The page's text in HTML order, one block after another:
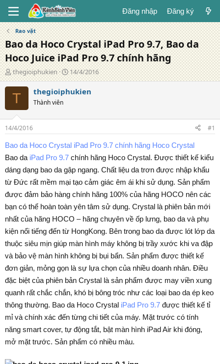
Đăng nhập Đăng ký
Rao vặt
Bao da Hoco Crystal iPad Pro 9.7, Bao da
Hoco Juice iPad Pro 9.7 chính hãng
T
á
c
g
ả
thegioiphukien
N
g
à
g
14/4/2016
T thegioiphukien
Thành viên
14/4/2016 #1
Bao da Hoco Crystal iPad Pro 9.7 chính hãng Hoco Crystal
Bao da iPad Pro 9.7 chính hãng Hoco Crystal. Được thiết kế kiểu
dáng dạng bao da gập ngang. Chất liệu da trơn được nhập khẩu
từ Đức rất mềm mại tạo cảm giác êm ái khi sử dụng. Sản phẩm
được đảm bảo hàng chính hãng 100% của hãng HOCO nên các
bạn có thể hoàn toàn yên tâm sử dụng. Crystal là phiên bản mới
nhất của hãng HOCO – hãng chuyên về ốp lưng, bao da và phụ
kiện nổi tiếng đến từ HongKong. Bên trong bao da được lót lớp da
thuộc siêu mịn giúp màn hình máy không bị trầy xước khi va đập
và bảo vệ màn hình không bị bụi bẩn. Sản phẩm được thiết kế
đơn giản, mỏng gọn là sự lựa chọn của nhiều doanh nhân. Điều
đặc biệt của phiên bản Crystal là sản phẩm được may viền xung
quanh rất chắc chắn, khó bị bông tróc như các loại bao da ép keo
thông thường. Bao da Hoco Crystal iPad Pro 9.7 được thiết kế tỉ
mỉ và chính xác đến từng chi tiết của máy. Mặt trước có tính
năng smart cover, tự động tắt, bật màn hình iPad Air khi đóng,
mở mặt trước. Sản phẩm có nhiều màu.